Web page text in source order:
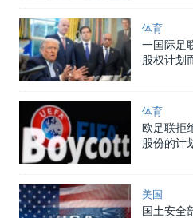
体育
一国际足
股权计划
体育
欧足联拒
股份的计
美国
国土安全